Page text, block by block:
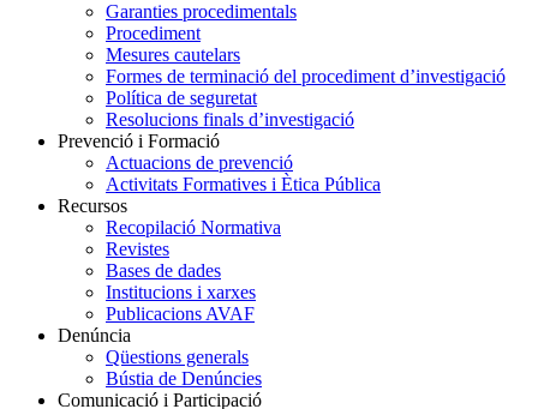
Garanties procedimentals
Procediment
Mesures cautelars
Formes de terminació del procediment d’investigació
Política de seguretat
Resolucions finals d’investigació
Prevenció i Formació
Actuacions de prevenció
Activitats Formatives i Ètica Pública
Recursos
Recopilació Normativa
Revistes
Bases de dades
Institucions i xarxes
Publicacions AVAF
Denúncia
Qüestions generals
Bústia de Denúncies
Comunicació i Participació